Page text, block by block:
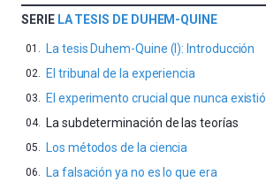
SERIE LA TESIS DE DUHEM-QUINE
La tesis Duhem-Quine (I): Introducción
El tribunal de la experiencia
El experimento crucial que nunca existió
La subdeterminación de las teorías
Los métodos de la ciencia
La falsación ya no es lo que era